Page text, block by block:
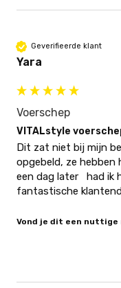
Geverifieerde klant
Yara
Voerschep
VITALstyle
Dit zat niet bij mijn
opgebeld, ze
een dag later   had
fantastische
Vond je dit een nuttige